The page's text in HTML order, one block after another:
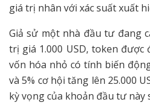
giá trị nhân với xác suất xuất
Giả sử một nhà đầu tư đang
trị giá 1.000 USD, token được
vốn hóa nhỏ có tính biến
và 5% cơ hội tăng lên 25.000
kỳ vọng của khoản đầu tư này